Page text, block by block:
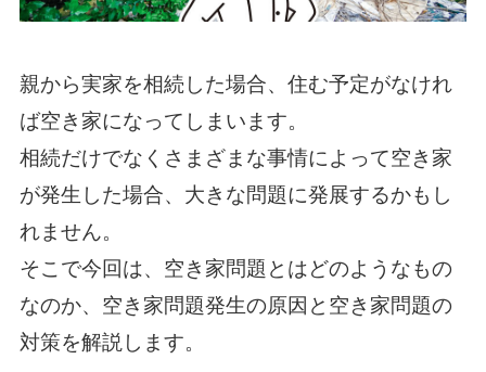
親から実家を相続した場合、住む予定がなけれ
ば空き家になってしまいます。
相続だけでなくさまざまな事情によって空き家
が発生した場合、大きな問題に発展するかもし
れません。
そこで今回は、空き家問題とはどのようなもの
なのか、空き家問題発生の原因と空き家問題の
対策を解説します。